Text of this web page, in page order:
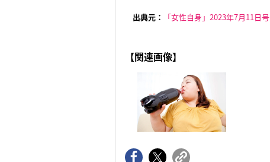
出典元： 「女性自身」2023年7月11日号
【関連画像】